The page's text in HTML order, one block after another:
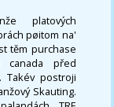
platových
pøitom na'
těm purchase
canada před
Takév postroji
Skauting.